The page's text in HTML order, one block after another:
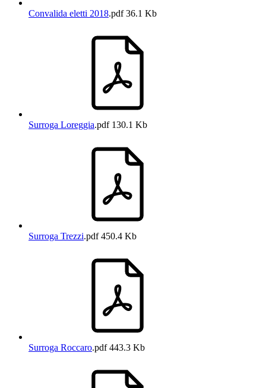
Convalida eletti 2018.pdf36.1 Kb
Surroga Loreggia.pdf130.1 Kb
Surroga Trezzi.pdf450.4 Kb
Surroga Roccaro.pdf443.3 Kb